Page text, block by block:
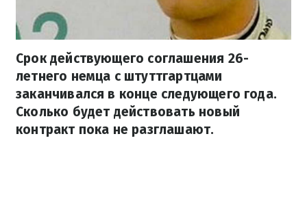
Срок действующего соглашения 26-
летнего немца с штуттгартцами
заканчивался в конце следующего года.
Сколько будет действовать новый
контракт пока не разглашают.